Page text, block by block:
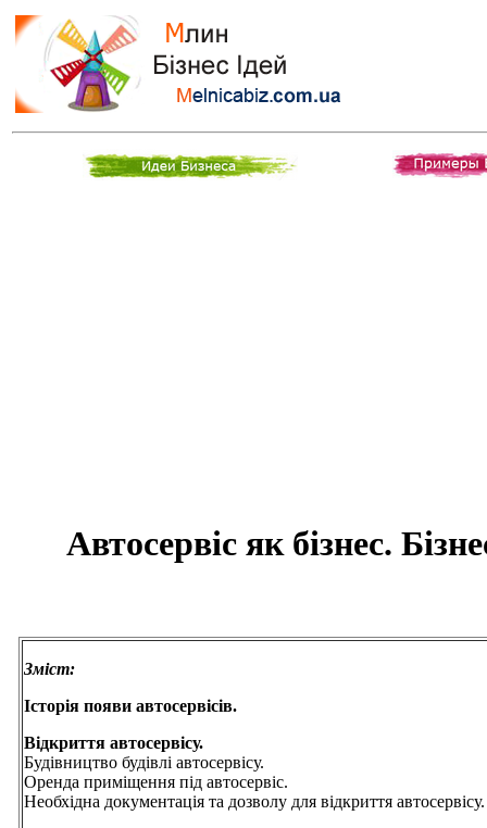
Автосервіс як бізнес.
Зміст:
Історія появи автосервісів.
Відкриття автосервісу.
Будівництво будівлі автосервісу.
Оренда приміщення під автосервіс.
Необхідна документація та дозволу для відкриття автосервісу.